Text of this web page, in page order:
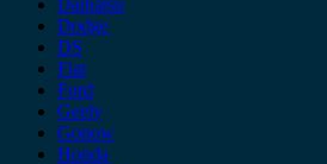
Dodge
DS
Fiat
Ford
Geely
Gonow
Honda